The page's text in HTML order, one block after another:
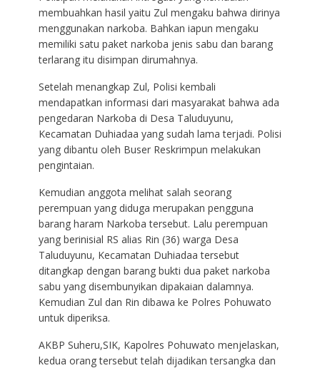
membuahkan hasil yaitu Zul mengaku bahwa dirinya
menggunakan narkoba. Bahkan iapun mengaku
memiliki satu paket narkoba jenis sabu dan barang
terlarang itu disimpan dirumahnya.
Setelah menangkap Zul, Polisi kembali
mendapatkan informasi dari masyarakat bahwa ada
pengedaran Narkoba di Desa Taluduyunu,
Kecamatan Duhiadaa yang sudah lama terjadi. Polisi
yang dibantu oleh Buser Reskrimpun melakukan
pengintaian.
Kemudian anggota melihat salah seorang
perempuan yang diduga merupakan pengguna
barang haram Narkoba tersebut. Lalu perempuan
yang berinisial RS alias Rin (36) warga Desa
Taluduyunu, Kecamatan Duhiadaa tersebut
ditangkap dengan barang bukti dua paket narkoba
sabu yang disembunyikan dipakaian dalamnya.
Kemudian Zul dan Rin dibawa ke Polres Pohuwato
untuk diperiksa.
AKBP Suheru,SIK, Kapolres Pohuwato menjelaskan,
kedua orang tersebut telah dijadikan tersangka dan